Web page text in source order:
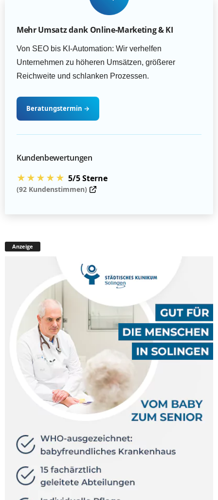
Mehr Umsatz dank Online-Marketing & KI
Von SEO bis KI-Automation: Wir verhelfen
Unternehmen zu höheren Umsätzen, größerer
Reichweite und schlanken Prozessen.
Beratungstermin →
Kundenbewertungen
★★★★★ 5/5 Sterne
(92 Kundenstimmen)
Anzeige